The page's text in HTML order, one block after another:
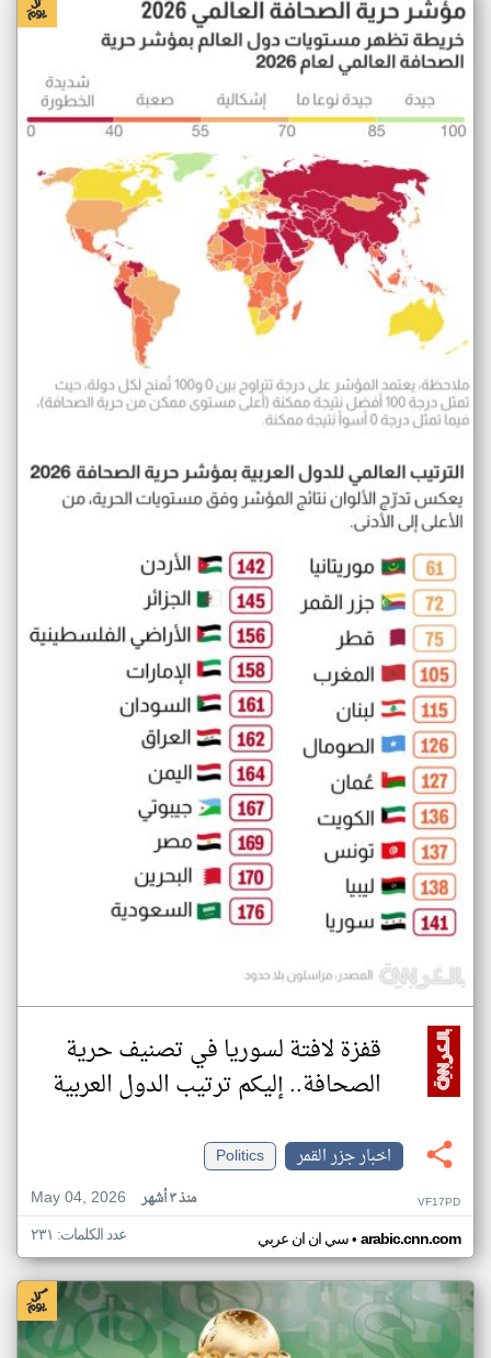
قفزة لافتة لسوريا في تصنيف حرية
الصحافة.. إليكم ترتيب الدول العربية
اخبار جزر القمر
Politics
May 04, 2026
منذ ٣ أشهر VF17PD
سي ان ان عربي• arabic.cnn.com عدد الكلمات: ٢٣١